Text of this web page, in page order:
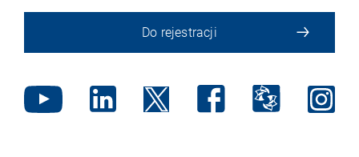
Do rejestracji